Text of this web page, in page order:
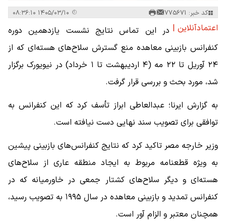
کد خبر: 775671
اعتمادآنلاین | در این تماس نتایج نشست یازدهمین دوره
کنفرانس بازبینی معاهده منع گسترش سلاح‌های هسته‌ای که از
۲۴ آوریل تا ۲۲ مه (۴ اردیبهشت تا ۱ خرداد) در نیویورک برگزار
شد، مورد بحث و بررسی قرار گرفت.
به گزارش ایرنا؛ عبدالعاطی ابراز تأسف کرد که این کنفرانس به
توافقی برای تصویب سند نهایی دست نیافته است.
وزیر خارجه مصر تاکید کرد که نتایج کنفرانس‌های بازبینی پیشین
به ویژه قطعنامه مربوط به ایجاد منطقه عاری از سلاح‌های
هسته‌ای و دیگر سلاح‌های کشتار جمعی در خاورمیانه که در
کنفرانس تمدید و بازبینی معاهده در سال ۱۹۹۵ به تصویب رسید،
همچنان معتبر و الزام آور است.